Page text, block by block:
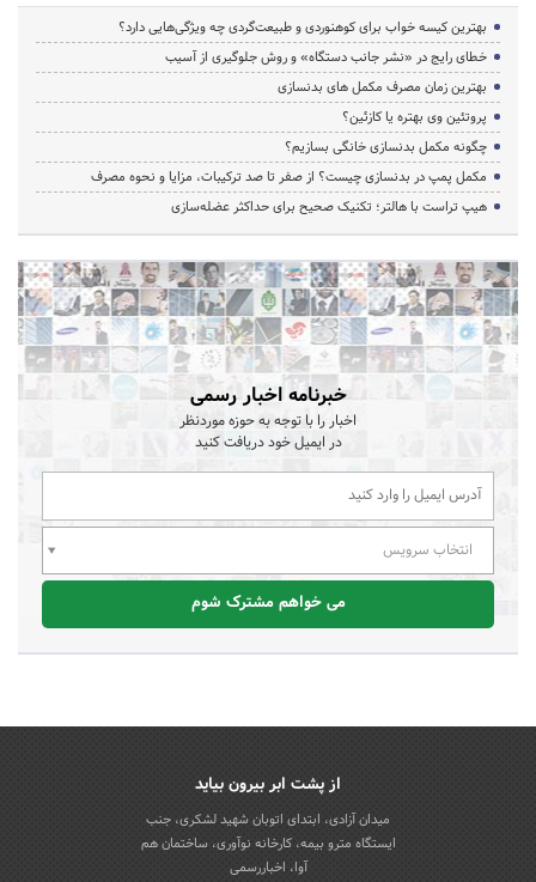
بهترین کیسه خواب برای کوهنوردی و طبیعت‌گردی چه ویژگی‌هایی دارد؟
خطای رایج در «نشر جانب دستگاه» و روش جلوگیری از آسیب
بهترین زمان مصرف مکمل های بدنسازی
پروتئین وی بهتره یا کازئین؟
چگونه مکمل بدنسازی خانگی بسازیم؟
مکمل پمپ در بدنسازی چیست؟ از صفر تا صد ترکیبات، مزایا و نحوه مصرف
هیپ تراست با هالتر؛ تکنیک صحیح برای حداکثر عضله‌سازی
خبرنامه اخبار رسمی
اخبار را با توجه به حوزه موردنظر
در ایمیل خود دریافت کنید
انتخاب سرویس
می خواهم مشترک شوم
از پشت ابر بیرون بیاید
میدان آزادی، ابتدای اتوبان شهید لشکری، جنب
ایستگاه مترو بیمه، کارخانه نوآوری، ساختمان هم
آوا، اخباررسمی